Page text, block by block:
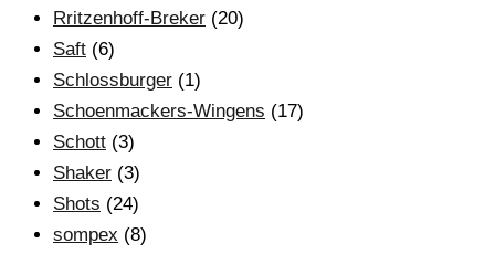
Rritzenhoff-Breker (20)
Saft (6)
Schlossburger (1)
Schoenmackers-Wingens (17)
Schott (3)
Shaker (3)
Shots (24)
sompex (8)